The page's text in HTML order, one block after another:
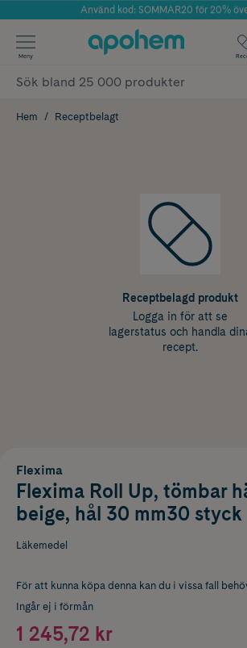
Årets Butik 2025 inom
Använd kod: SOMMAR20 för 20%
✓ Fri frakt
✓ Poäng på alla köp*
Meny
Hem Receptbelagt
Receptbelagd produkt
Logga in för att se
lagerstatus och handla
recept.
Flexima
Flexima Roll Up, tömbar
beige, hål 30 mm30 styck
Läkemedel
För att kunna köpa denna kan du i vissa fall
Ingår ej i förmån
1 245,72 kr